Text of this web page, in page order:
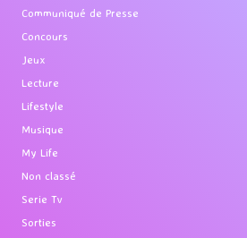
Communiqué de Presse
Concours
Jeux
Lecture
Lifestyle
Musique
My Life
Non classé
Serie Tv
Sorties